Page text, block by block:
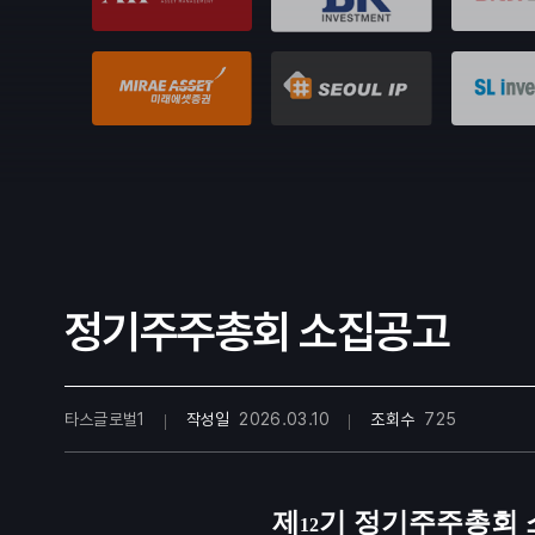
정기주주총회 소집공고
타스글로벌1 작성일 2026.03.10 조회수 725
제 12기 정기주주총회